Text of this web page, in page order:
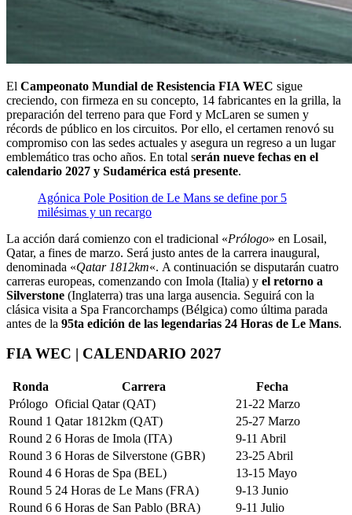
El Campeonato Mundial de Resistencia FIA WEC sigue
creciendo, con firmeza en su concepto, 14 fabricantes en la grilla, la
preparación del terreno para que Ford y McLaren se sumen y
récords de público en los circuitos. Por ello, el certamen renovó su
compromiso con las sedes actuales y asegura un regreso a un lugar
emblemático tras ocho años. En total serán nueve fechas en el
calendario 2027 y Sudamérica está presente.
Agónica Pole Position de Le Mans se define por 5
milésimas y un recargo
La acción dará comienzo con el tradicional «Prólogo» en Losail,
Qatar, a fines de marzo. Será justo antes de la carrera inaugural,
denominada «Qatar 1812km«. A continuación se disputarán cuatro
carreras europeas, comenzando con Imola (Italia) y el retorno a
Silverstone (Inglaterra) tras una larga ausencia. Seguirá con la
clásica visita a Spa Francorchamps (Bélgica) como última parada
antes de la 95ta edición de las legendarias 24 Horas de Le Mans.
FIA WEC | CALENDARIO 2027
Ronda Carrera
Fecha
Prólogo Oficial Qatar (QAT)
21-22 Marzo
Round 1 Qatar 1812km (QAT)
25-27 Marzo
Round 2 6 Horas de Imola (ITA)
9-11 Abril
Round 3 6 Horas de Silverstone (GBR)
23-25 Abril
Round 4 6 Horas de Spa (BEL)
13-15 Mayo
Round 5 24 Horas de Le Mans (FRA)
9-13 Junio
Round 6 6 Horas de San Pablo (BRA)
9-11 Julio